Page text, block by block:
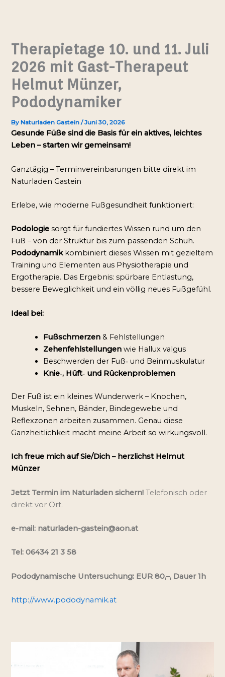
Therapietage 10. und 11. Juli
2026 mit Gast-Therapeut
Helmut Münzer,
Pododynamiker
By Naturladen Gastein/Juni 30, 2026
Gesunde Füße sind die Basis für ein aktives, leichtes
Leben – starten wir gemeinsam!
Ganztägig – Terminvereinbarungen bitte direkt im
Naturladen Gastein
Erlebe, wie moderne Fußgesundheit funktioniert:
Podologie sorgt für fundiertes Wissen rund um den
Fuß – von der Struktur bis zum passenden Schuh.
Pododynamik kombiniert dieses Wissen mit gezieltem
Training und Elementen aus Physiotherapie und
Ergotherapie. Das Ergebnis: spürbare Entlastung,
bessere Beweglichkeit und ein völlig neues Fußgefühl.
Ideal bei:
Fußschmerzen & Fehlstellungen
Zehenfehlstellungen wie Hallux valgus
Beschwerden der Fuß‑ und Beinmuskulatur
Knie‑, Hüft‑ und Rückenproblemen
Der Fuß ist ein kleines Wunderwerk – Knochen,
Muskeln, Sehnen, Bänder, Bindegewebe und
Reflexzonen arbeiten zusammen. Genau diese
Ganzheitlichkeit macht meine Arbeit so wirkungsvoll.
Ich freue mich auf Sie/Dich – herzlichst Helmut
Münzer
Jetzt Termin im Naturladen sichern! Telefonisch oder
direkt vor Ort.
e-mail: naturladen-gastein@aon.at
Tel: 06434 21 3 58
Pododynamische Untersuchung: EUR 80,–, Dauer 1h
http://www.pododynamik.at